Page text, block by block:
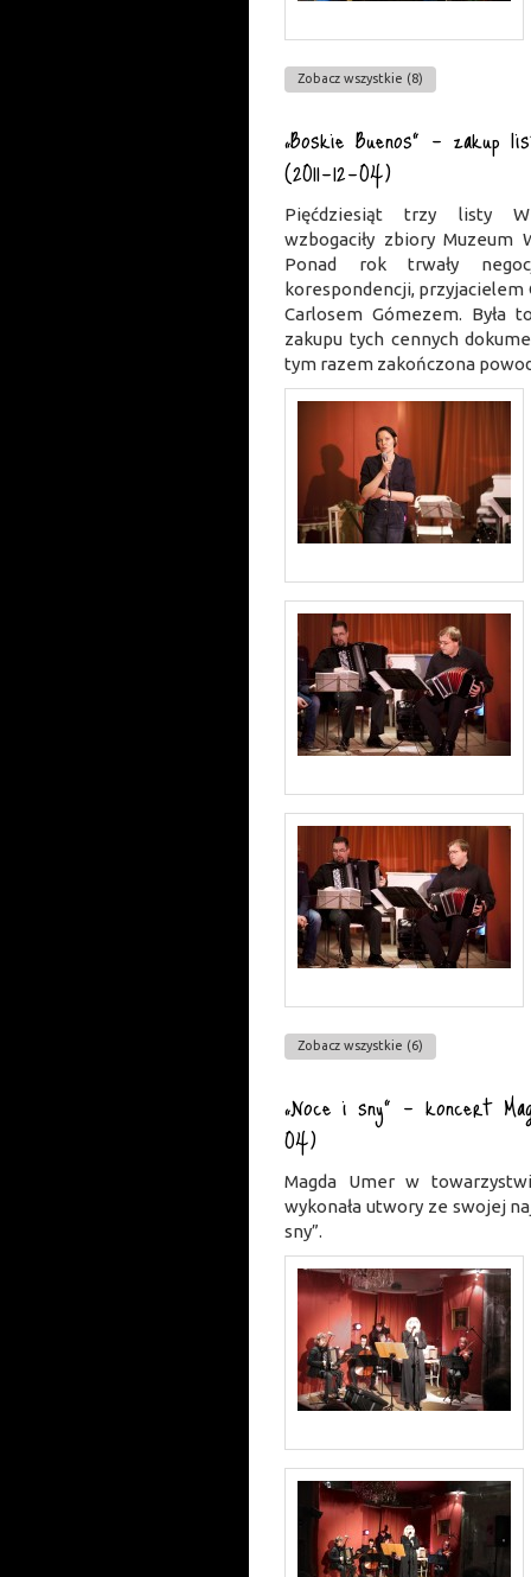
Zobacz wszystkie (8)
„Boskie Buenos” – zakup
(2011-12-04)
Pięćdziesiąt trzy listy
wzbogaciły zbiory Muzeum
Ponad rok trwały
korespondencji, przyjacielem
Carlosem Gómezem. Była
zakupu tych cennych
tym razem zakończona
Zobacz wszystkie (6)
„Noce i sny” – koncert
04)
Magda Umer w
wykonała utwory ze swojej
sny”.